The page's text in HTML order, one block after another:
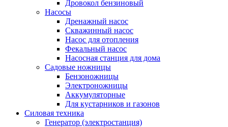
Дровокол бензиновый
Насосы
Дренажный насос
Скважинный насос
Насос для отопления
Фекальный насос
Насосная станция для дома
Садовые ножницы
Бензоножницы
Электроножницы
Аккумуляторные
Для кустарников и газонов
Силовая техника
Генератор (электростанция)